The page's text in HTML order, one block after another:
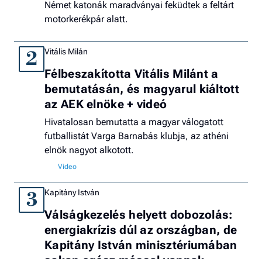
Német katonák maradványai feküdtek a feltárt
motorkerékpár alatt.
2 Vitális Milán
Félbeszakította Vitális Milánt a
bemutatásán, és magyarul kiáltott
az AEK elnöke + videó
Hivatalosan bemutatta a magyar válogatott
futballistát Varga Barnabás klubja, az athéni
elnök nagyot alkotott.
3 Kapitány István
Válságkezelés helyett dobozolás:
energiakrízis dúl az országban, de
Kapitány István minisztériumában